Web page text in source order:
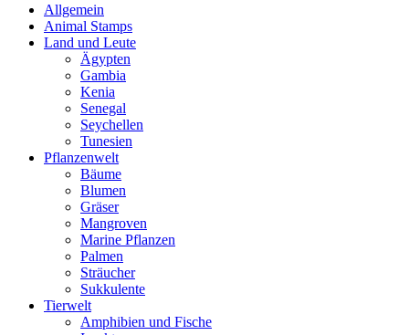
Allgemein
Animal Stamps
Land und Leute
Ägypten
Gambia
Kenia
Senegal
Seychellen
Tunesien
Pflanzenwelt
Bäume
Blumen
Gräser
Mangroven
Marine Pflanzen
Palmen
Sträucher
Sukkulente
Tierwelt
Amphibien und Fische